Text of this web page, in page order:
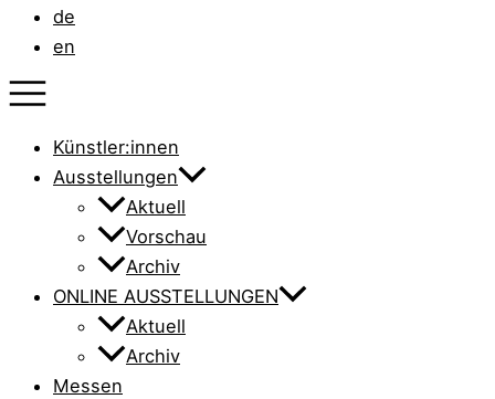
de
en
Künstler:innen
Ausstellungen
Aktuell
Vorschau
Archiv
ONLINE AUSSTELLUNGEN
Aktuell
Archiv
Messen